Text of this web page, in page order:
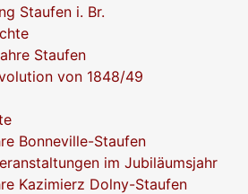
Staufen i. Br.
Staufen
von 1848/49
Bonneville-Staufen
im Jubiläumsjahr
Kazimierz Dolny-Staufen